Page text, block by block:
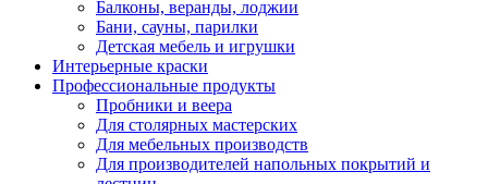
Балконы, веранды, лоджии
Бани, сауны, парилки
Детская мебель и игрушки
Интерьерные краски
Профессиональные продукты
Пробники и веера
Для столярных мастерских
Для мебельных производств
Для производителей напольных покрытий и